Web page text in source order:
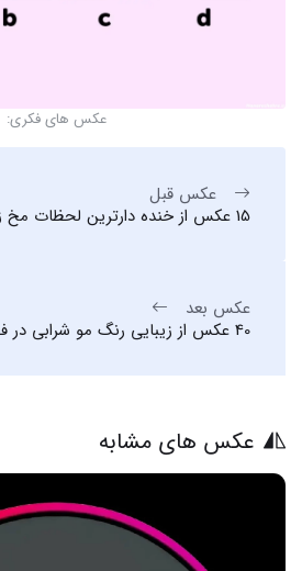
عکس های فکری:
عکس قبل
15 عکس از خنده دارترین لحظات مخ زنی
عکس بعد
40 عکس از زیبایی رنگ مو شرابی در فصل پاییز
عکس های مشابه